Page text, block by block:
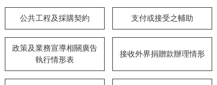
民
務
平
公共工程及採購契約 支付或接受之輔助
政策及業務宣導相關廣告
執行情形表
接收外界捐贈款辦理情形